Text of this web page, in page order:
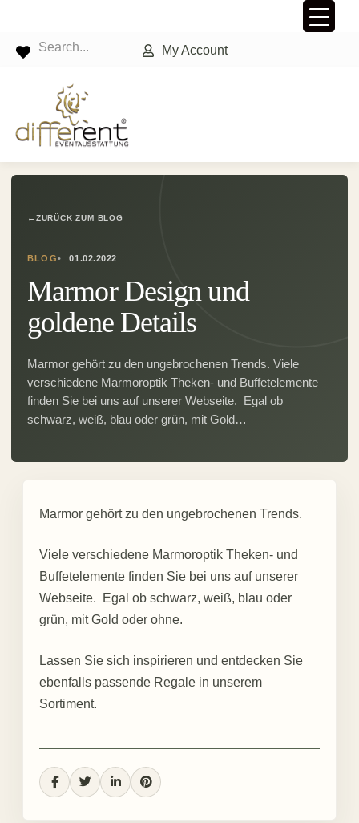
My Account
← ZURÜCK ZUM BLOG
BLOG 01.02.2022
Marmor Design und
goldene Details
Marmor gehört zu den ungebrochenen Trends. Viele
verschiedene Marmoroptik Theken- und Buffetelemente
finden Sie bei uns auf unserer Webseite. Egal ob
schwarz, weiß, blau oder grün, mit Gold…
Marmor gehört zu den ungebrochenen Trends.
Viele verschiedene Marmoroptik Theken- und
Buffetelemente finden Sie bei uns auf unserer
Webseite. Egal ob schwarz, weiß, blau oder
grün, mit Gold oder ohne.
Lassen Sie sich inspirieren und entdecken Sie
ebenfalls passende Regale in unserem
Sortiment.